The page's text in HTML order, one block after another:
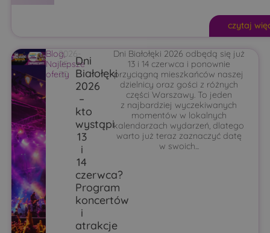
czytaj
Blog,
Najlepsze
oferty
2026-
05-
20
Dni
Białołęki
2026
–
kto
wystąpi
13
i
14
czerwca?
Program
koncertów
i
atrakcje
Dni Białołęki 2026 odbędą się już
13 i 14 czerwca i ponownie
przyciągną mieszkańców naszej
dzielnicy oraz gości z różnych
części Warszawy. To jeden
z najbardziej wyczekiwanych
momentów w lokalnych
kalendarzach wydarzeń, dlatego
warto już teraz zaznaczyć datę
w swoich...